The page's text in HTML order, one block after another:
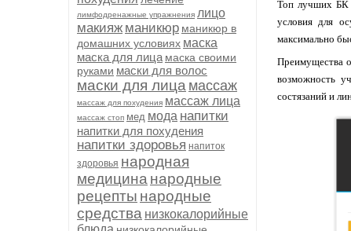
лимфодренажные упражнения лицо
макияж маникюр маникюр в
домашних условиях маска
маска для лица маска своими
руками маски для волос
маски для лица массаж
массаж для похудения массаж лица
массаж стоп мед мода напитки
напитки для похудения
напитки здоровья напиток
здоровья народная
медицина народные
рецепты народные
средства низкокалорийные
Топ лучших БК
условия для
максимально
Преимущества
возможность
состязаний и